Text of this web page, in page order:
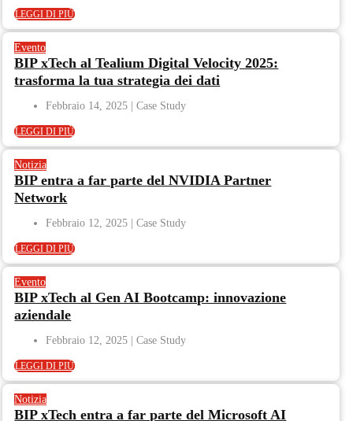
LEGGI DI PIÙ
Evento
BIP xTech al Tealium Digital Velocity 2025:
trasforma la tua strategia dei dati
Febbraio 14, 2025
LEGGI DI PIÙ
Notizia
BIP entra a far parte del NVIDIA Partner
Network
Febbraio 12, 2025
LEGGI DI PIÙ
Evento
BIP xTech al Gen AI Bootcamp: innovazione
aziendale
Febbraio 12, 2025
LEGGI DI PIÙ
Notizia
BIP xTech entra a far parte del Microsoft AI